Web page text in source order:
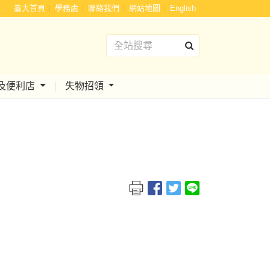
::: 臺大首頁 學務處 聯絡我們 網站地圖 English
便利店 失物招領